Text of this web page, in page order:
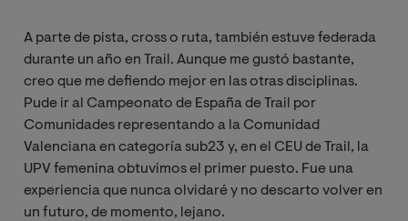
A parte de pista, cross o ruta, también estuve federada
durante un año en Trail. Aunque me gustó bastante,
creo que me defiendo mejor en las otras disciplinas.
Pude ir al Campeonato de España de Trail por
Comunidades representando a la Comunidad
Valenciana en categoría sub23 y, en el CEU de Trail, la
UPV femenina obtuvimos el primer puesto. Fue una
experiencia que nunca olvidaré y no descarto volver en
un futuro, de momento, lejano.